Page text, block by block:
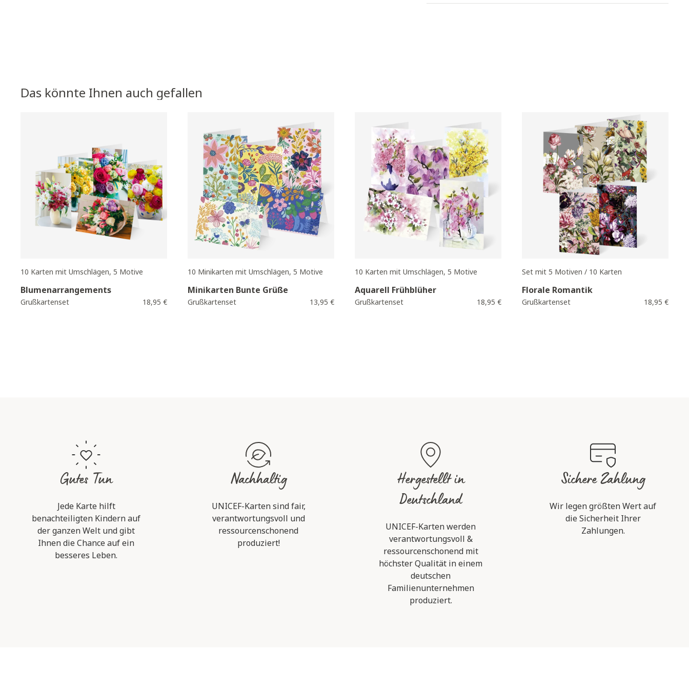
Das könnte Ihnen auch gefallen
10 Karten mit Umschlägen, 5 Motive
Blumenarrangements
Grußkartenset 18,95 €
10 Minikarten mit Umschlägen, 5 Motive
Minikarten Bunte Grüße
Grußkartenset 13,95 €
10 Karten mit Umschlägen, 5 Motive
Aquarell Frühblüher
Grußkartenset 18,95 €
Set mit 5 Motiven / 10 Karten
Florale Romantik
Grußkartenset 18,95 €
Gutes Tun
Jede Karte hilft
benachteiligten Kindern auf
der ganzen Welt und gibt
Ihnen die Chance auf ein
besseres Leben.
Nachhaltig
UNICEF-Karten sind fair,
verantwortungsvoll und
ressourcenschonend
produziert!
Hergestellt in
Deutschland
UNICEF-Karten werden
verantwortungsvoll &
ressourcenschonend mit
höchster Qualität in einem
deutschen
Familienunternehmen
produziert.
Sichere Zahlung
Wir legen größten Wert auf
die Sicherheit Ihrer
Zahlungen.